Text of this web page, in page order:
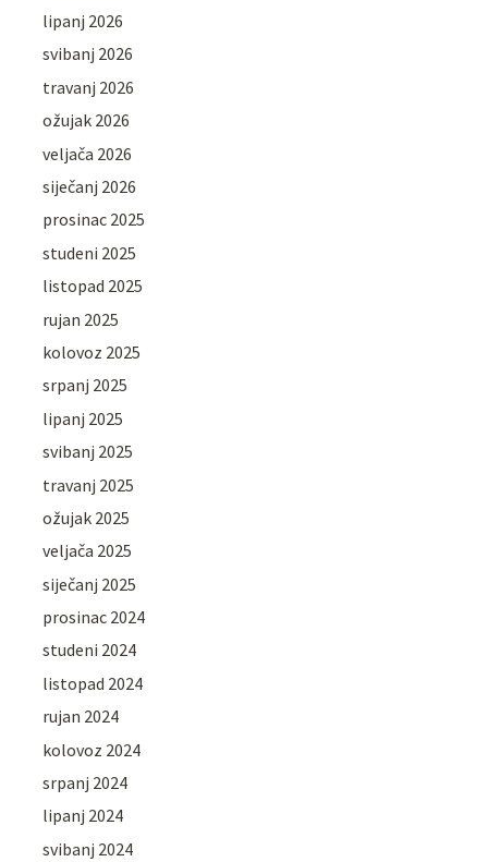
lipanj 2026
svibanj 2026
travanj 2026
ožujak 2026
veljača 2026
siječanj 2026
prosinac 2025
studeni 2025
listopad 2025
rujan 2025
kolovoz 2025
srpanj 2025
lipanj 2025
svibanj 2025
travanj 2025
ožujak 2025
veljača 2025
siječanj 2025
prosinac 2024
studeni 2024
listopad 2024
rujan 2024
kolovoz 2024
srpanj 2024
lipanj 2024
svibanj 2024